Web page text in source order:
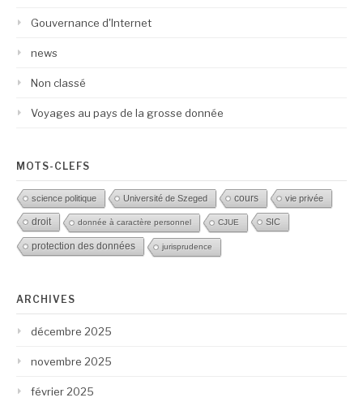
Gouvernance d'Internet
news
Non classé
Voyages au pays de la grosse donnée
MOTS-CLEFS
science politique Université de Szeged cours vie privée
droit donnée à caractère personnel CJUE SIC
protection des données jurisprudence
ARCHIVES
décembre 2025
novembre 2025
février 2025